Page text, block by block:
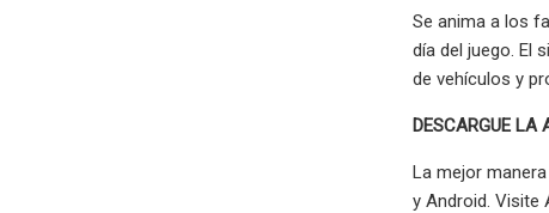
Se anima a los
día del juego. El
de vehículos y
DESCARGUE LA
La mejor
y Android. Visite